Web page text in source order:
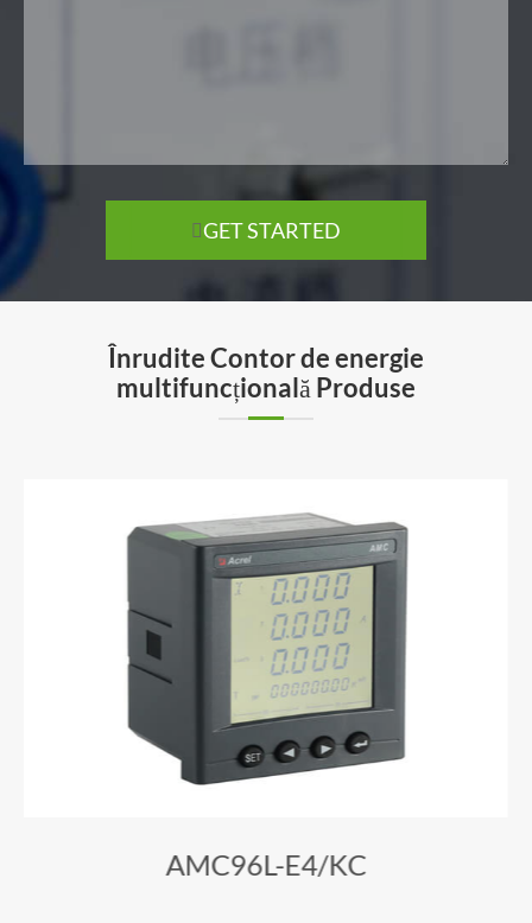
GET STARTED
Înrudite Contor de energie
multifuncțională Produse
AMC96L-E4/KC